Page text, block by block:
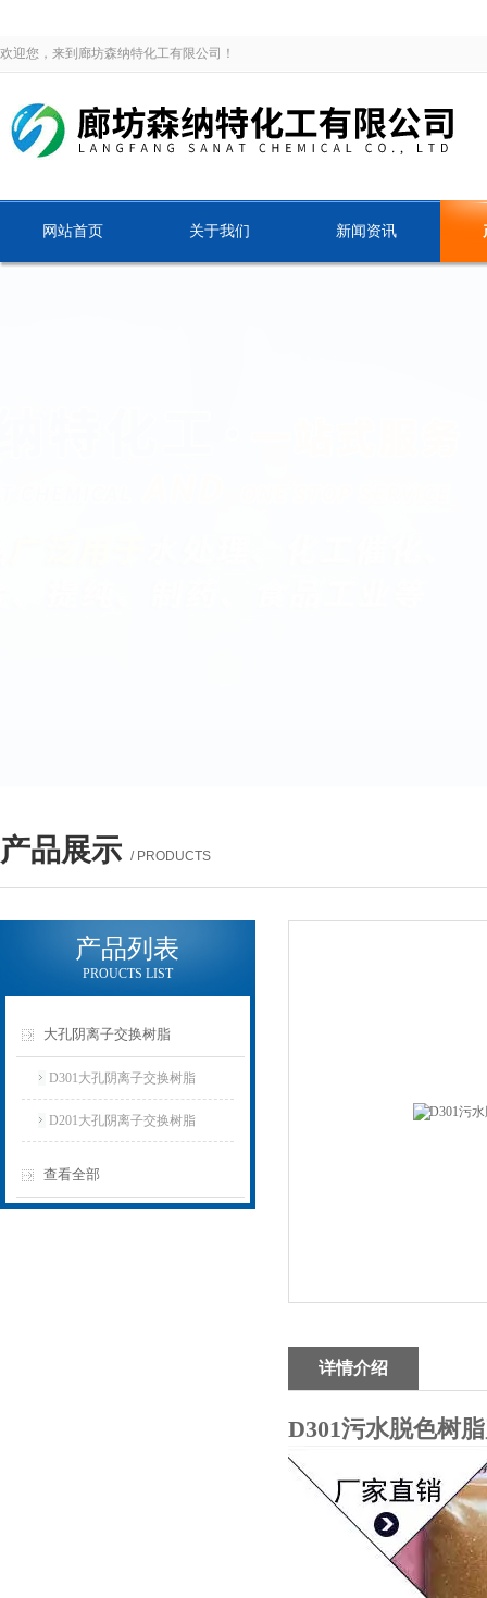
欢迎您，来到廊坊森纳特化工有限公司！
网站首页 关于我们 新闻资讯
产品展示 / PRODUCTS
产品列表
PROUCTS LIST
大孔阴离子交换树脂
D301大孔阴离子交换树脂
D201大孔阴离子交换树脂
查看全部
详情介绍
D301污水脱色树